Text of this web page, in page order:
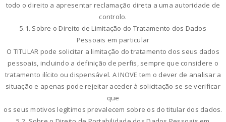
todo o direito a apresentar reclamação direta a uma autoridade de
controlo.
5.1. Sobre o Direito de Limitação do Tratamento dos Dados
Pessoais em particular
O TITULAR pode solicitar a limitação do tratamento dos seus dados
pessoais, incluindo a definição de perfis, sempre que considere o
tratamento ilícito ou dispensável. A INOVE tem o dever de analisar a
situação e apenas pode rejeitar aceder à solicitação se se verificar
que
os seus motivos legítimos prevalecem sobre os do titular dos dados.